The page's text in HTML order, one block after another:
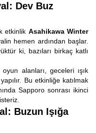
Dev Buz
etkinlik Asahikawa Winter
hemen ardından başlar.
ki, bazıları birkaç katlı
alanları, geceleri ışık
Bu etkinliğe katılmak
Sapporo sonrası ikinci
Buzun Işığa